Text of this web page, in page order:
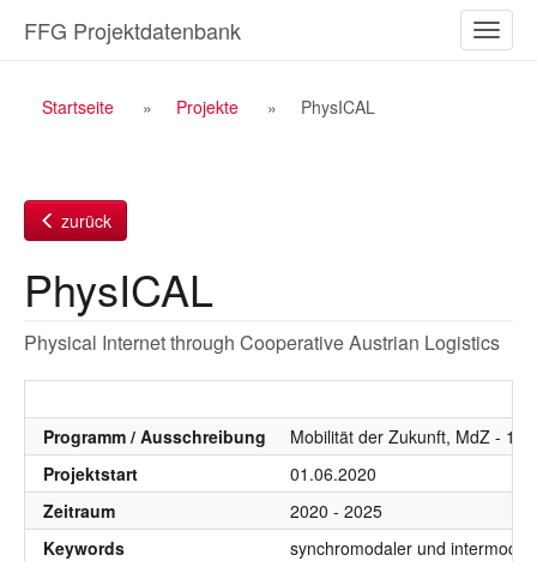
Inhalt
ein-/
FFG Projektdatenbank
Breadcrumb
Startseite Projekte PhysICAL
zurück
PhysICAL
Physical Internet through Cooperative Austrian Logistics
Programm / Ausschreibung
Mobilität der Zukunft, MdZ -
Projektstart
01.06.2020
Zeitraum
2020 - 2025
Keywords
synchromodaler und